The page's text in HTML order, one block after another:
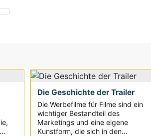
Die Geschichte der Trailer
Die Werbefilme für Filme sind ein
wichtiger Bestandteil des
Marketings und eine eigene
Kunstform, die sich in den...